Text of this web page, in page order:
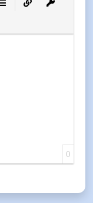
0